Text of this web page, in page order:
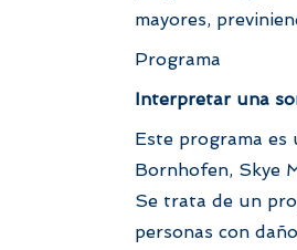
mayores,
Programa
Interpretar una
Este programa es
Bornhofen, Skye
Se trata de un
personas con